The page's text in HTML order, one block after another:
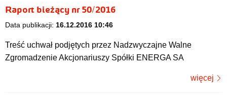
Raport bieżący nr 50/2016
Data publikacji: 16.12.2016 10:46
Treść uchwał podjętych przez Nadzwyczajne Walne
Zgromadzenie Akcjonariuszy Spółki ENERGA SA
więcej